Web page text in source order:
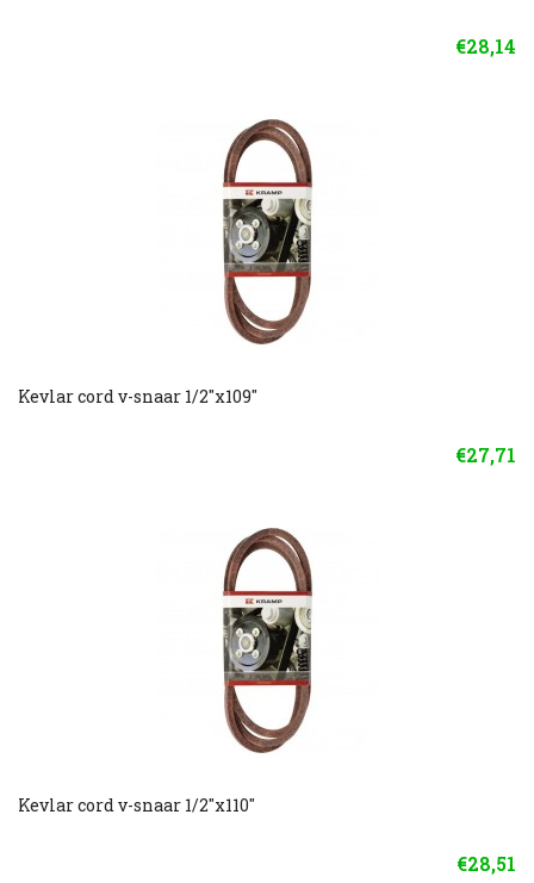
€28,14
Kevlar cord v-snaar 1/2"x109"
€27,71
Kevlar cord v-snaar 1/2"x110"
€28,51